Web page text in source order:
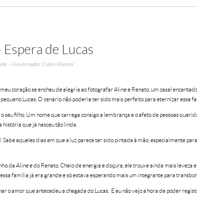
de Lucas
- Governador Celso Ramos
coração se encheu de alegria ao fotografar Aline e Renato, um casal
Lucas. O cenário não poderia ter sido mais perfeito para eternizar essa
filho. Um nome que carrega consigo a lembrança e o afeto de pessoas
que já nasceu tão linda.
Sabe aqueles dias em que a luz parece ter sido pintada à mão, especialmente
da Aline e do Renato. Cheio de energia e doçura, ele trouxe ainda mais leveza
família já era grande e só estava esperando mais um integrante para
amor que antecedeu a chegada do Lucas. E eu não vejo a hora de poder